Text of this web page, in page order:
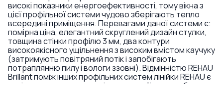
високі показники енергоефективності, тому вікна з
цієї профільної системи чудово зберігають тепло
всередині приміщення. Перевагами даної системи є:
помірна ціна, елегантний скруглений дизайн стулки,
товщина стінки профілю 3 мм, два контури
високоякісного ущільнення з високим вмістом каучуку
(затримують повітряний потік і запобігають
потраплянню пилу і вологи ззовні). Відмінністю REHAU
Brillant поміж інших профільних систем лінійки REHAU є
напівкругла стулка ззовні конструкції, яка особливо